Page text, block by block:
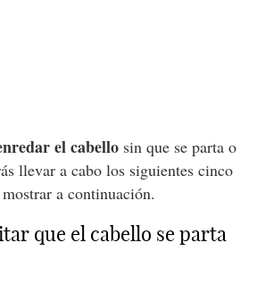
el cabellosin que se parta o
llevar a cabo los siguientes cinco
a continuación.
que el cabello se parta